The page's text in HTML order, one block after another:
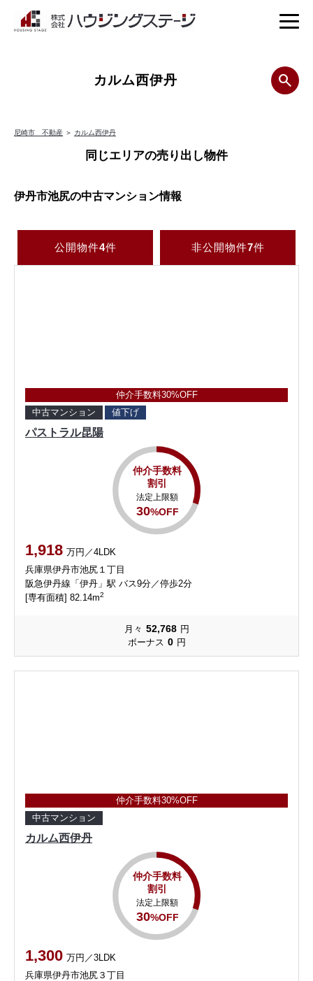
カルム西伊丹
尼崎市 不動産 ＞ カルム西伊丹
同じエリアの売り出し物件
伊丹市池尻の中古マンション情報
公開物件4件 非公開物件7件
仲介手数料30%OFF
中古マンション
値下げ
パストラル昆陽
仲介手数料
割引
法定上限額
30%OFF
1,918 万円／4LDK
兵庫県伊丹市池尻１丁目
阪急伊丹線「伊丹」駅 バス9分／停歩2分
[専有面積] 82.14m2
月々 52,768 円
ボーナス 0 円
仲介手数料30%OFF
中古マンション
カルム西伊丹
仲介手数料
割引
法定上限額
30%OFF
1,300 万円／3LDK
兵庫県伊丹市池尻３丁目